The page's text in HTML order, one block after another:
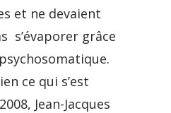
et ne devaient
s’évaporer grâce
ce qui s’est
Jean-Jacques